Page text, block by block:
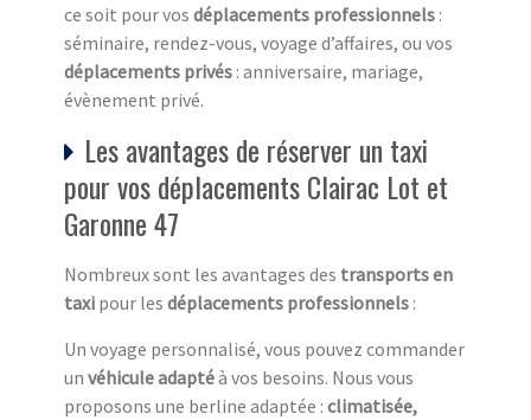
ce soit pour vos déplacements professionnels :
séminaire, rendez-vous, voyage d’affaires, ou vos
déplacements privés : anniversaire, mariage,
évènement privé.
Les avantages de réserver un taxi
pour vos déplacements Clairac Lot et
Garonne 47
Nombreux sont les avantages des transports en
taxi pour les déplacements professionnels :
Un voyage personnalisé, vous pouvez commander
un véhicule adaptéà vos besoins. Nous vous
proposons une berline adaptée : climatisée,